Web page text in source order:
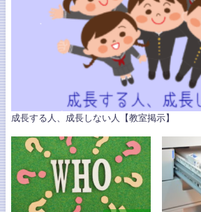
成長する人、成長しない人【教室掲示】